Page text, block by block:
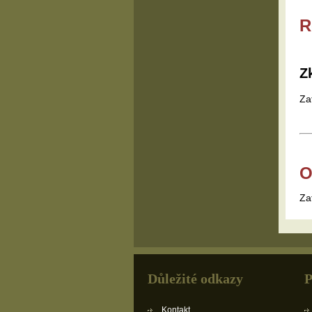
Důležité odkazy
Kontakt